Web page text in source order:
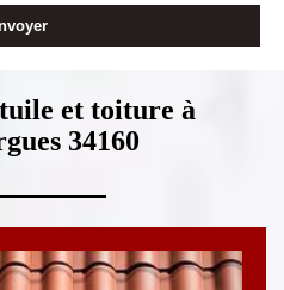
et toiture à
34160